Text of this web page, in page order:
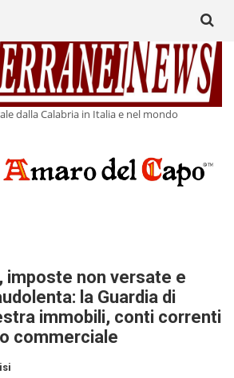
dalla Calabria in Italia e nel mondo
for:
imposte non versate e
la Guardia di
immobili, conti correnti
commerciale